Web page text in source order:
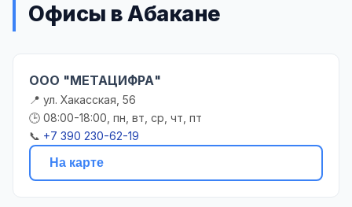
Офисы в Абакане
ООО "МЕТАЦИФРА"
📍 ул. Хакасская, 56
🕒 08:00-18:00, пн, вт, ср, чт, пт
📞 +7 390 230-62-19
На карте